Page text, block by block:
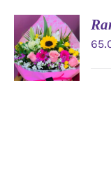
AÑADIR
AL
CARRITO
/
DETALLES